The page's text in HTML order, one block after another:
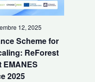
Scheme for
ReForest
2025
12, 2025